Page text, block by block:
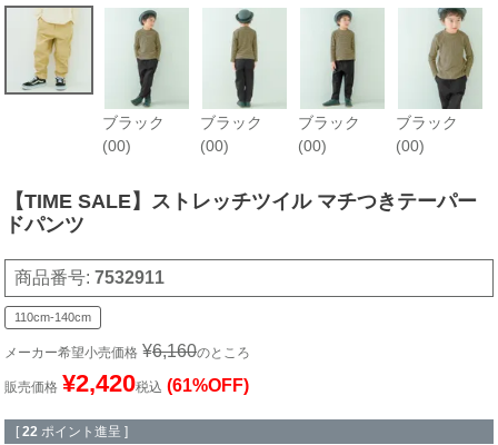
ブラック
(00)
ブラック
(00)
ブラック
(00)
ブラック
(00)
【TIME SALE】ストレッチツイル マチつきテーパー
ドパンツ
商品番号 7532911
110cm-140cm
メーカー希望小売価格 ¥6,160のところ
販売価格 ¥2,420税込 (61%OFF)
[ 22 ポイント進呈 ]